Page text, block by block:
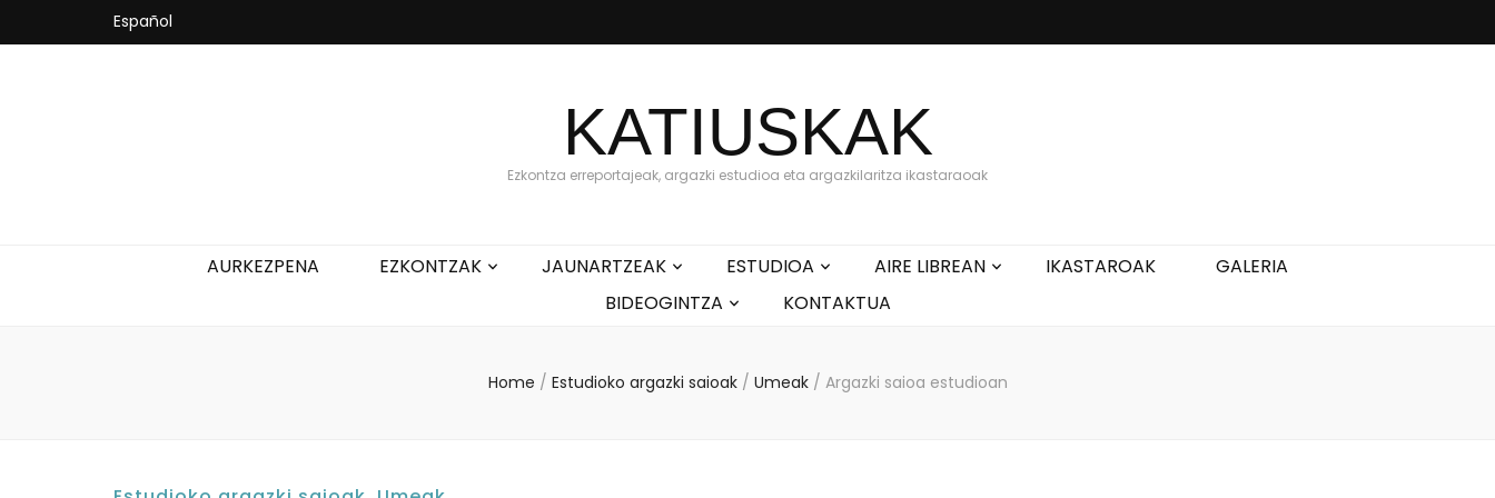
Español
KATIUSKAK
Ezkontza erreportajeak, argazki estudioa eta argazkilaritza ikastaraoak
AURKEZPENA EZKONTZAK JAUNARTZEAK ESTUDIOA AIRE LIBREAN IKASTAROAK
GALERIA
BIDEOGINTZA
KONTAKTUA
Home / Estudioko argazki saioak / Umeak / Argazki saioa estudioan